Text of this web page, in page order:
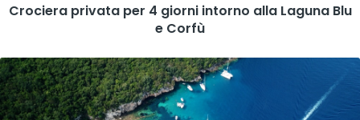
Crociera privata per 4 giorni intorno alla Laguna Blu
e Corfù